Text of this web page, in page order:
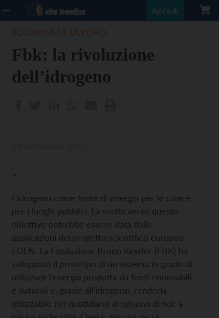
Accedi
Fbk: la rivoluzione
dell’idrogeno
>
L’idrogeno come fonte di energia per le case e
per i luoghi pubblici. La svolta verso questo
obiettivo potrebbe essere data dalle
applicazioni del progetto scientifico europeo
EDEN. La Fondazione Bruno Kessler (FBK) ha
sviluppato il prototipo di un sistema in grado di
utilizzare l’energia prodotta da fonti rinnovabili
e naturali e, grazie all’idrogeno, renderla
utilizzabile nel quotidiano di ognuno di noi: a